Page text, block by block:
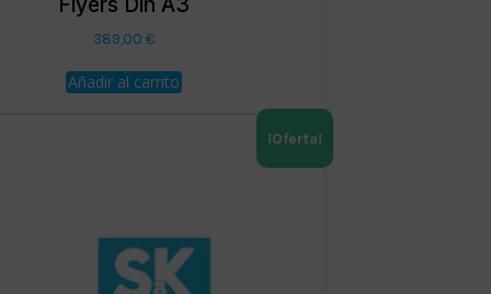
389,00€
Añadir al carrito
¡Oferta!